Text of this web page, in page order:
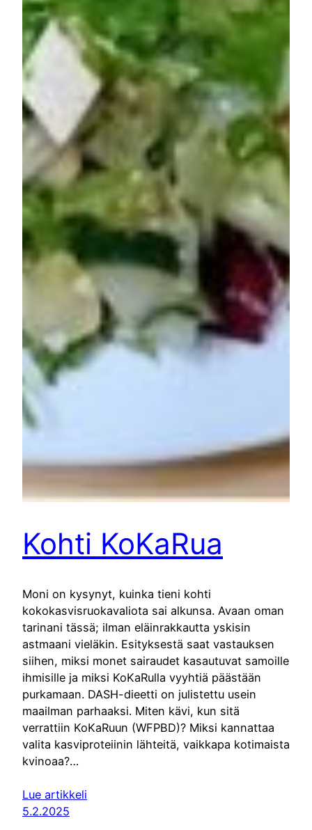
Kohti KoKaRua
Moni on kysynyt, kuinka tieni kohti
kokokasvisruokavaliota sai alkunsa. Avaan oman
tarinani tässä; ilman eläinrakkautta yskisin
astmaani vieläkin. Esityksestä saat vastauksen
siihen, miksi monet sairaudet kasautuvat samoille
ihmisille ja miksi KoKaRulla vyyhtiä päästään
purkamaan. DASH-dieetti on julistettu usein
maailman parhaaksi. Miten kävi, kun sitä
verrattiin KoKaRuun (WFPBD)? Miksi kannattaa
valita kasviproteiinin lähteitä, vaikkapa kotimaista
kvinoaa?…
Lue artikkeli
5.2.2025